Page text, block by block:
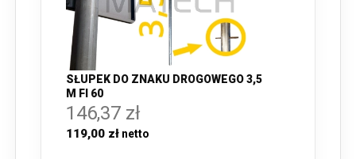
SŁUPEK DO ZNAKU DROGOWEGO 3,5
M FI 60
146,37 zł
119,00 zł